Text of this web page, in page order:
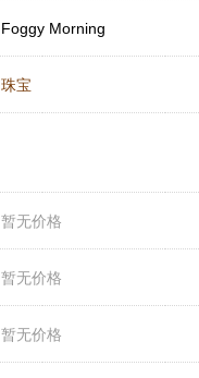
Foggy Morning
珠宝
暂无价格
暂无价格
暂无价格